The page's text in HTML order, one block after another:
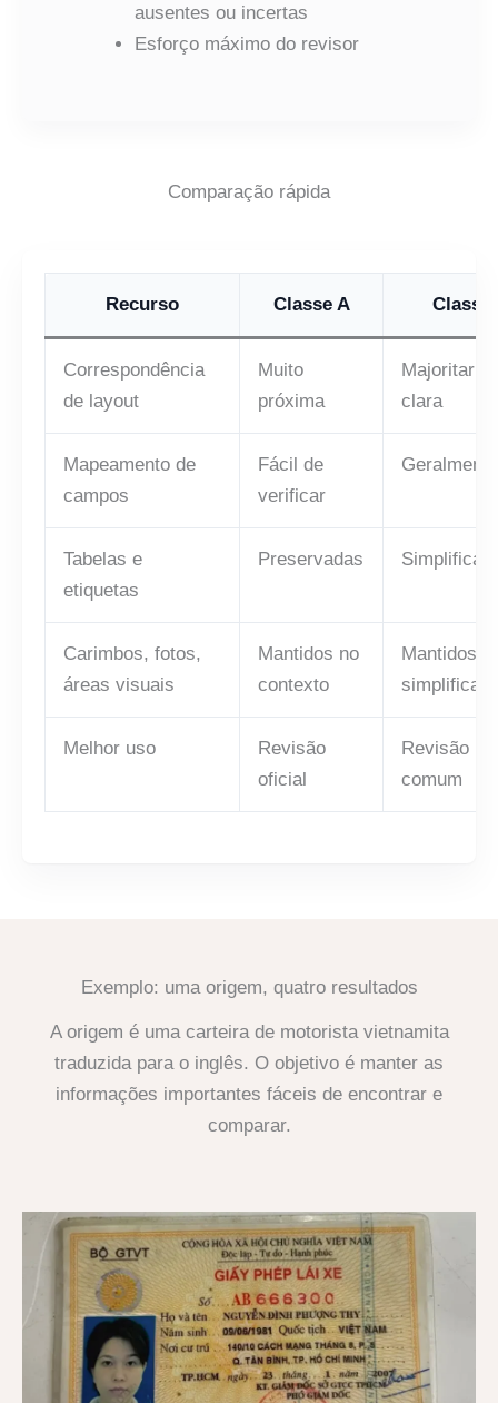
ausentes ou incertas
Esforço máximo do revisor
Comparação rápida
Recurso Classe A Classe
Correspondência
de layout
Muito
próxima
clara
Mapeamento de
campos
Fácil de
verificar
Tabelas e
etiquetas
Preservadas
Carimbos, fotos,
áreas visuais
Mantidos no
contexto
Mantidos
Melhor uso
Revisão
oficial
Revisão
comum
Exemplo: uma origem, quatro resultados
A origem é uma carteira de motorista vietnamita
traduzida para o inglês. O objetivo é manter as
informações importantes fáceis de encontrar e
comparar.